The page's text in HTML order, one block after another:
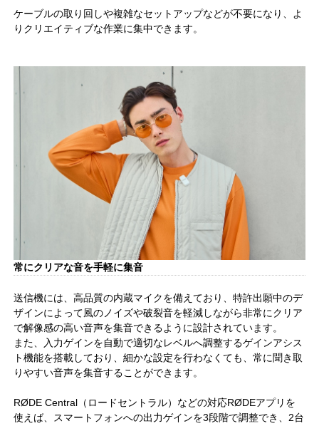
ケーブルの取り回しや複雑なセットアップなどが不要になり、よ
りクリエイティブな作業に集中できます。
常にクリアな音を手軽に集音
送信機には、高品質の内蔵マイクを備えており、特許出願中のデ
ザインによって風のノイズや破裂音を軽減しながら非常にクリア
で解像感の高い音声を集音できるように設計されています。
また、入力ゲインを自動で適切なレベルへ調整するゲインアシス
ト機能を搭載しており、細かな設定を行わなくても、常に聞き取
りやすい音声を集音することができます。
RØDE Central（ロードセントラル）などの対応RØDEアプリを
使えば、スマートフォンへの出力ゲインを3段階で調整でき、2台